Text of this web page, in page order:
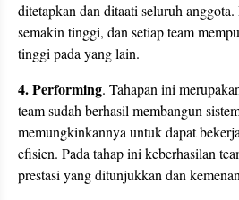
ditetapkan dan ditaati seluruh
semakin tinggi, dan setiap team
tinggi pada yang lain.
4. Performing. Tahapan ini
team sudah berhasil membangun
memungkinkannya untuk dapat
efisien. Pada tahap ini keberhasilan
prestasi yang ditunjukkan dan